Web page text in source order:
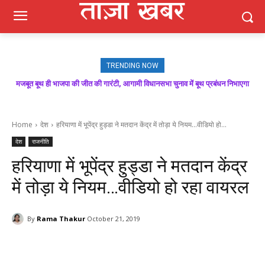
TRENDING NOW
मजबूत बूथ ही भाजपा की जीत की गारंटी, आगामी विधानसभा चुनाव में बूथ प्रबंधन निभाएगा
कांग्रेस की गारंटियां निकलीं खोखली, 28 लाख महिलाएं आज भी ₹1500 का इंतजार कर रही
Home देश हरियाणा में भूपेंद्र हुड्डा ने मतदान केंद्र में तोड़ा ये नियम...वीडियो हो...
देश राजनीति
हरियाणा में भूपेंद्र हुड्डा ने मतदान केंद्र
में तोड़ा ये नियम…वीडियो हो रहा वायरल
By Rama Thakur October 21, 2019